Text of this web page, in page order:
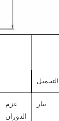
تيار
عزم
الدوران